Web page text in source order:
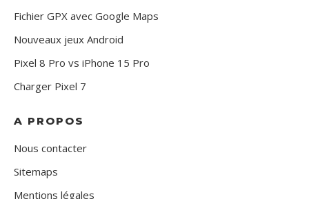
Fichier GPX avec Google Maps
Nouveaux jeux Android
Pixel 8 Pro vs iPhone 15 Pro
Charger Pixel 7
A PROPOS
Nous contacter
Sitemaps
Mentions légales